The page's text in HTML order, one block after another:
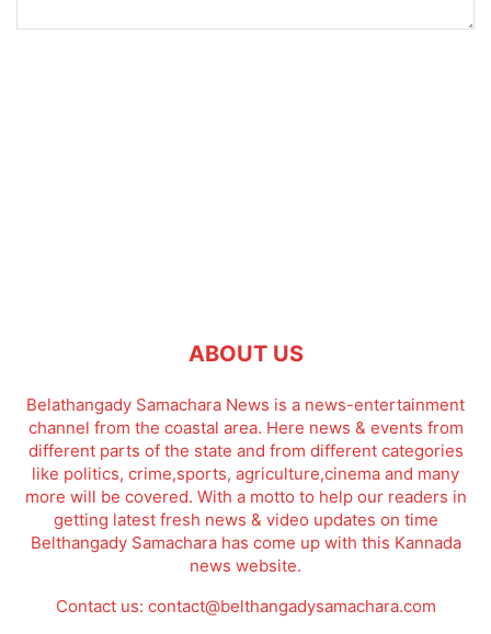
ABOUT US
Belathangady Samachara News is a news-entertainment
channel from the coastal area. Here news & events from
different parts of the state and from different categories
like politics, crime,sports, agriculture,cinema and many
more will be covered. With a motto to help our readers in
getting latest fresh news & video updates on time
Belthangady Samachara has come up with this Kannada
news website.
Contact us: contact@belthangadysamachara.com